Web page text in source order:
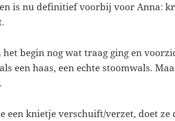
is nu definitief voorbij voor Anna:
het begin nog wat traag ging en
een haas, een echte stoomwals.
een knietje verschuift/verzet, doet